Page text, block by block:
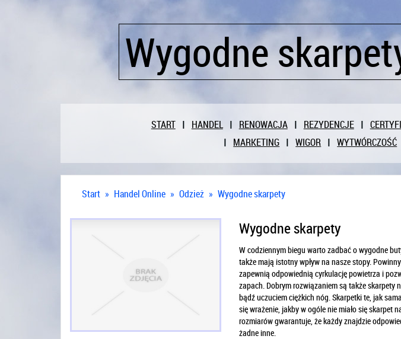
Wygodne
START HANDEL RENOWACJA REZYDENCJE
MARKETING
WIGOR WYTWÓRCZOŚĆ
Start » Handel Online » Odzież » Wygodne skarpety
Wygodne skarpety
W codziennym biegu warto zadbać o wygodne
także mają istotny wpływ na nasze stopy.
zapewnią odpowiednią cyrkulację powietrza i
zapach. Dobrym rozwiązaniem są także skarpety
bądź uczuciem ciężkich nóg. Skarpetki te, jak
się wrażenie, jakby w ogóle nie miało się skarpet
rozmiarów gwarantuje, że każdy znajdzie
żadne inne.